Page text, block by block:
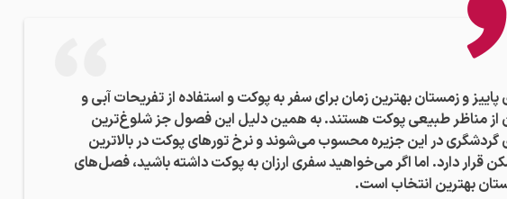
و زمستان بهترین زمان برای سفر به پوکت و استفاده از تفریحات آبی و
از مناظر طبیعی پوکت هستند. به همین دلیل این فصول جز شلوغ‌ترین
در این جزیره محسوب می‌شوند و نرخ تورهای پوکت در بالاترین
قرار دارد. اما اگر می‌خواهید سفری ارزان به پوکت داشته باشید، فصل‌های
بهترین انتخاب است.